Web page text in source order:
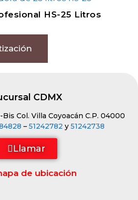
HS-25 Litros
CDMX
Col. Villa Coyoacán C.P. 04000
– 51242782 y 51242738
Llamar
de ubicación